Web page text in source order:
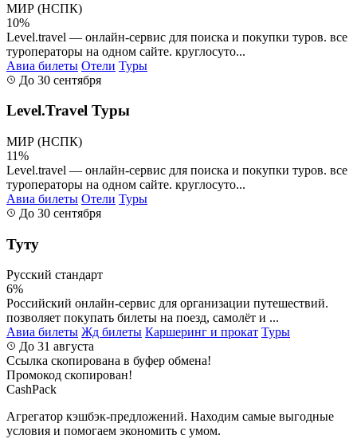
МИР (НСПК)
10%
Level.travel — онлайн-сервис для поиска и покупки туров. все
туроператоры на одном сайте. круглосуто...
Авиа билеты Отели Туры
До 30 сентября
Level.Travel Туры
МИР (НСПК)
11%
Level.travel — онлайн-сервис для поиска и покупки туров. все
туроператоры на одном сайте. круглосуто...
Авиа билеты Отели Туры
До 30 сентября
Туту
Русский стандарт
6%
Российский онлайн-сервис для организации путешествий.
позволяет покупать билеты на поезд, самолёт и ...
Авиа билеты Жд билеты Каршеринг и прокат Туры
До 31 августа
Ссылка скопирована в буфер обмена!
Промокод скопирован!
CashPack
Агрегатор кэшбэк-предложений. Находим самые выгодные
условия и помогаем экономить с умом.